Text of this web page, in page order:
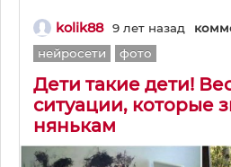
kolik88 9 лет назад
нейросети
фото
Дети такие дети!
ситуации, которые
нянькам